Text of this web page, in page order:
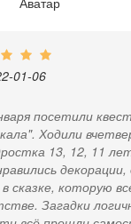
01-06
посетили
Ходили
13, 12, 11
в сказке, которую
Загадки